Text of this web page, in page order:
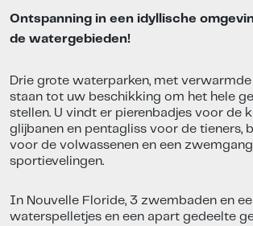
Ontspanning in een idyllische
de watergebieden!
Drie grote waterparken, met
staan tot uw beschikking om het hele
stellen. U vindt er pierenbadjes voor de
glijbanen en pentagliss voor de tieners,
voor de volwassenen en een
sportievelingen.
In Nouvelle Floride, 3 zwembaden en
waterspelletjes en een apart gedeelte